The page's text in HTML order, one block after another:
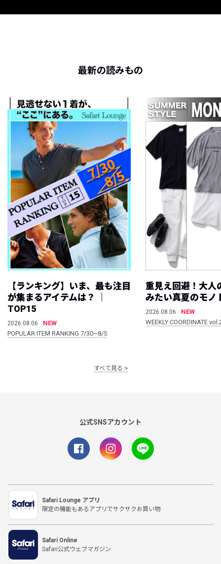
最新の読みもの
【ランキング】いま、最も注目
が集まるアイテムは？ ｜
TOP15
2026.08.06
NEW
POPULAR ITEM RANKING 7/30~8/5
重見え回避！大人
みたい真夏のモノ
2026.08.06
NEW
WEEKLY COORDINATE
すべて見る
公式SNSアカウント
Safari Lounge アプリ
限定の機能もあるアプリでサクサクお買い物
Safari Online
Safari公式ウェブマガジン